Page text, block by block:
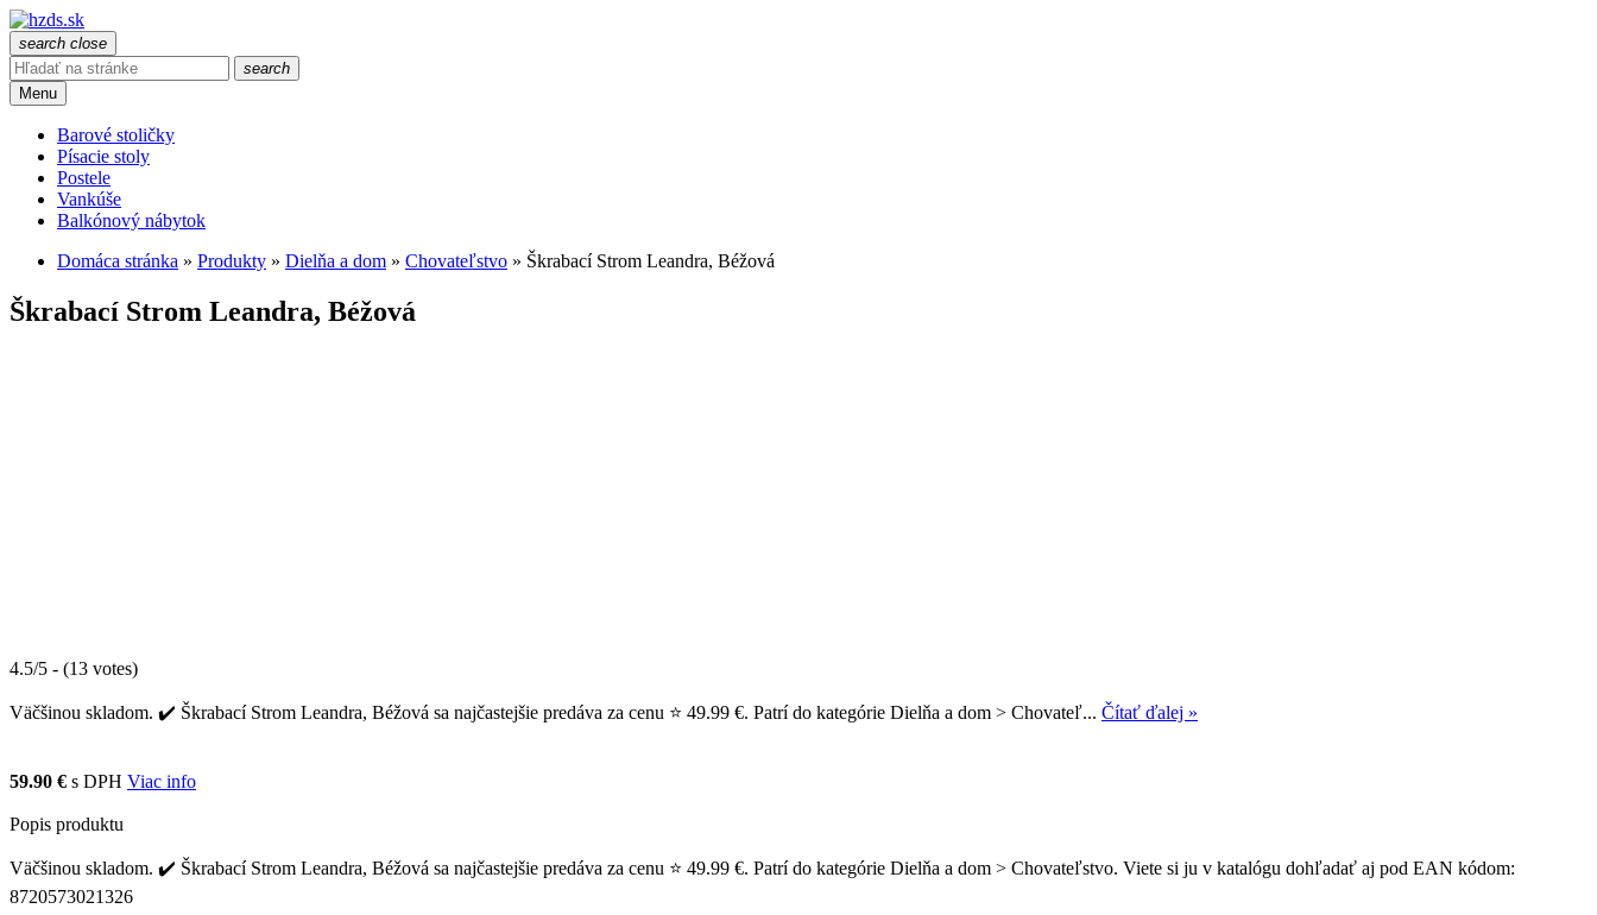
search close
search
Menu
Barové stoličky
Písacie stoly
Postele
Vankúše
Balkónový nábytok
Domáca stránka » Produkty » Dielňa a dom » Chovateľstvo » Škrabací Strom Leandra, Béžová
Škrabací Strom Leandra, Béžová
4.5/5 - (13 votes)
Väčšinou skladom. ✔️ Škrabací Strom Leandra, Béžová sa najčastejšie predáva za cenu ⭐ 49.99 €. Patrí do kategórie Dielňa a dom > Chovateľ... Čítať ďalej »
59.90 € s DPH Viac info
Popis produktu
Väčšinou skladom. ✔️ Škrabací Strom Leandra, Béžová sa najčastejšie predáva za cenu ⭐ 49.99 €. Patrí do kategórie Dielňa a dom > Chovateľstvo. Viete si ju v katalógu dohľadať aj pod EAN kódom:
8720573021326